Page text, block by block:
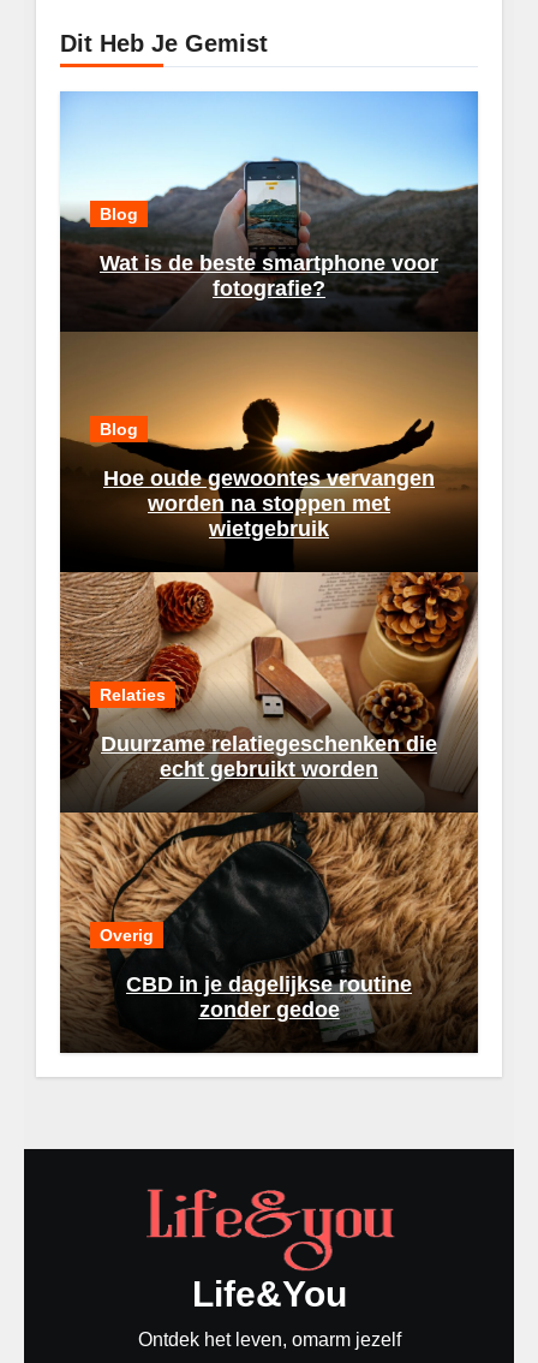
Dit Heb Je Gemist
Blog
Wat is de beste smartphone voor
fotografie?
Blog
Hoe oude gewoontes vervangen
worden na stoppen met
wietgebruik
Relaties
Duurzame relatiegeschenken die
echt gebruikt worden
Overig
CBD in je dagelijkse routine
zonder gedoe
Life&You
Ontdek het leven, omarm jezelf